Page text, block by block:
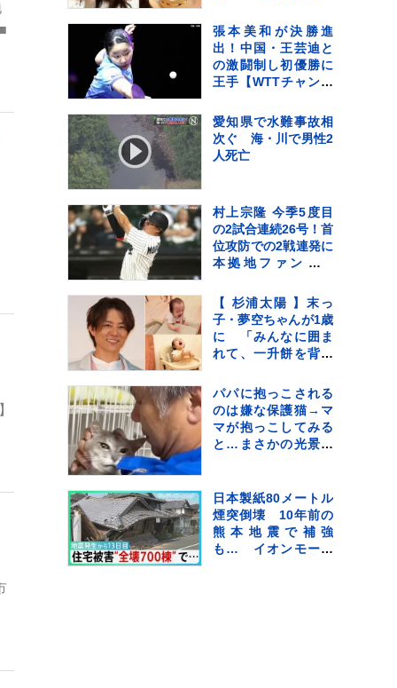
癒されてるよ」 「姉
妹で沢山お出かけし
たりしようね」
張本美和が決勝進
出！中国・王芸迪と
の激闘制し初優勝に
王手【WTTチャンピ
愛知県で水難事故相
次ぐ 海・川で男性2
人死亡
村上宗隆 今季5度目
の2試合連続26号！首
位攻防での2戦連発に
本拠地ファン大熱
に勢いつける
【 杉浦太陽 】末っ
子・夢空ちゃんが1歳
に 「みんなに囲ま
れて、一升餅を背負
祝い
パパに抱っこされる
のは嫌な保護猫→マ
マが抱っこしてみる
と…まさかの光景に
と10万再生
日本製紙80メートル
煙突倒壊 10年前の
熊本地震で補強
も… イオンモール